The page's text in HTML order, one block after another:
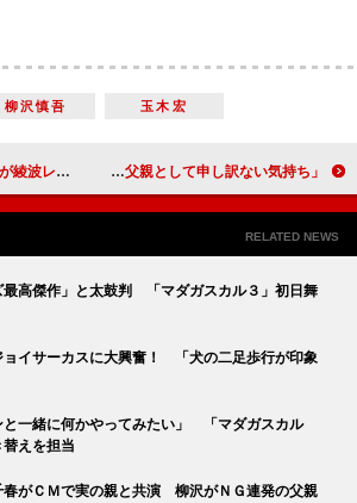
柳沢慎吾 玉木宏
オン×美少女写真展 みのもんたさん次男逮捕でコメント 「父親として申し訳ない気持ち」
RELATED NEWS
最高傑作」と太鼓判 「マダガスカル３」初日舞
ョイサーカスに大興奮！ 「犬の二足歩行が印象
と一緒に何かやってみたい」 「マダガスカル
替えを担当
春がＣＭで実の親と共演 柳沢がＮＧ連発の父親